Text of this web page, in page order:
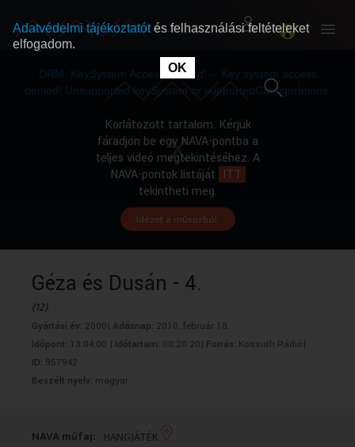
RÓLUNK
RÓLUNK
DRM: KeySystem Access Denied! -- Key system access
denied! Unsupported keySystem or supportedConfigurations.
Korlátozott tartalom. Kérjük
fáradjon be egy NAVA-pontba a
teljes videó megtekintéséhez. A
NAVA-pontok listáját ITT
tekintheti meg.
Idézet a műsorból.
Géza és Dusán - 4.
(12)
Gyártási év: 2000| Adásnap: 2010. február 18.
Időpont: 13:04:00 | Időtartam: 00:20:20| Forrás: Kossuth Rádió|
ID: 957942
Beszélt nyelv: magyar
NAVA műfaj: HANGJÁTÉK
Adatvédelmi tájékoztatótés felhasználási feltételeket
elfogadom.
OK